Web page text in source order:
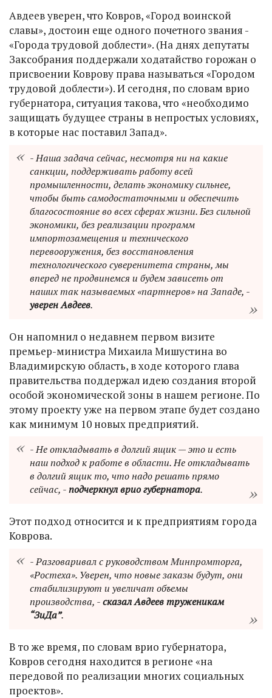
Авдеев уверен, что Ковров, «Город воинской
славы», достоин еще одного почетного звания -
«Города трудовой доблести». (На днях депутаты
Заксобрания поддержали ходатайство горожан о
присвоении Коврову права называться «Городом
трудовой доблести»). И сегодня, по словам врио
губернатора, ситуация такова, что «необходимо
защищать будущее страны в непростых условиях,
в которые нас поставил Запад».
- Наша задача сейчас, несмотря ни на какие
санкции, поддерживать работу всей
промышленности, делать экономику сильнее,
чтобы быть самодостаточными и обеспечить
благосостояние во всех сферах жизни. Без сильной
экономики, без реализации программ
импортозамещения и технического
перевооружения, без восстановления
технологического суверенитета страны, мы
вперед не продвинемся и будем зависеть от
наших так называемых «партнеров» на Западе, -
уверен Авдеев.
Он напомнил о недавнем первом визите
премьер-министра Михаила Мишустина во
Владимирскую область, в ходе которого глава
правительства поддержал идею создания второй
особой экономической зоны в нашем регионе. По
этому проекту уже на первом этапе будет создано
как минимум 10 новых предприятий.
- Не откладывать в долгий ящик — это и есть
наш подход к работе в области. Не откладывать
в долгий ящик то, что надо решать прямо
сейчас, -подчеркнул врио губернатора.
Этот подход относится и к предприятиям города
Коврова.
- Разговаривал с руководством Минпромторга,
«Ростеха». Уверен, что новые заказы будут, они
стабилизируют и увеличат объемы
производства, -сказал Авдеев труженикам
“ЗиДа”.
В то же время, по словам врио губернатора,
Ковров сегодня находится в регионе «на
передовой по реализации многих социальных
проектов».